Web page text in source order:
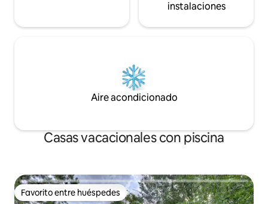
instalaciones
Aire acondicionado
Casas vacacionales con piscina
Favorito entre huéspedes
Favorito entre huéspedes